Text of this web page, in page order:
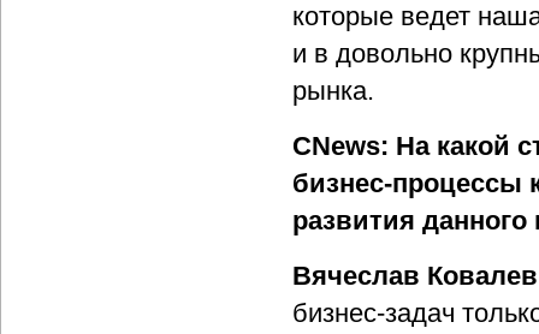
которые ведет
и в довольно
рынка.
CNews: На какой
бизнес-процессы
развития
Вячеслав
бизнес-задач